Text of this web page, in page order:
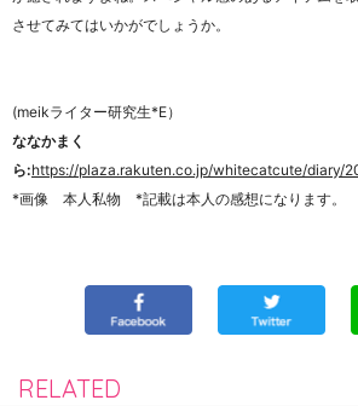
させてみてはいかがでしょうか。
(meikライター研究生*E）
ななかまく
ら:https://plaza.rakuten.co.jp/whitecatcute/diary/
*画像 本人私物 *記載は本人の感想になります。
RELATED